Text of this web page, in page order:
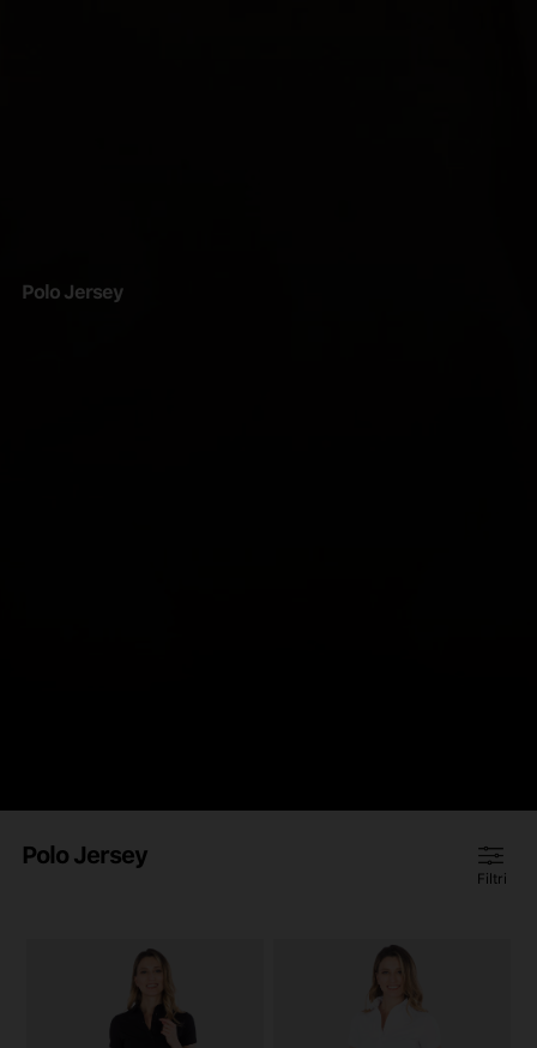
Polo Jersey
Polo Jersey
Filtri